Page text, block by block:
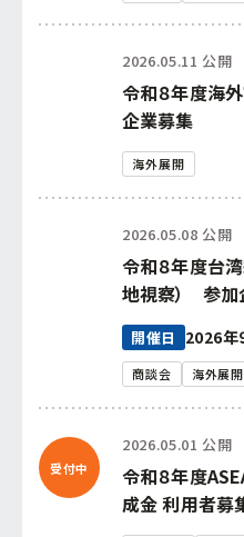
海外展開したい
新事業・販路開拓支援課
よろず支援拠点
事業承継・引継ぎ支援センタ
中小企業活性化協議会
国際経済交流センター
支援グループ
2026.05.11 公開
令和８年度海
企業募集
海外展開
2026.05.08 公開
令和８年度台湾
地視察） 参加
開催日 2026年
商談会 海外展開
受付中
2026.05.01 公開
令和８年度
成金 利用者募